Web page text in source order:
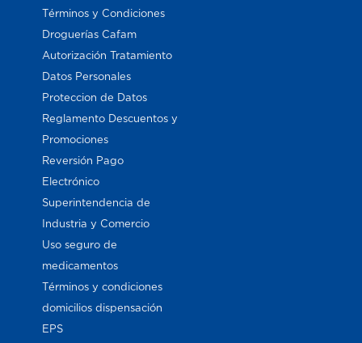
Términos y Condiciones
Droguerías Cafam
Autorización Tratamiento
Datos Personales
Proteccion de Datos
Reglamento Descuentos y
Promociones
Reversión Pago
Electrónico
Superintendencia de
Industria y Comercio
Uso seguro de
medicamentos
Términos y condiciones
domicilios dispensación
EPS